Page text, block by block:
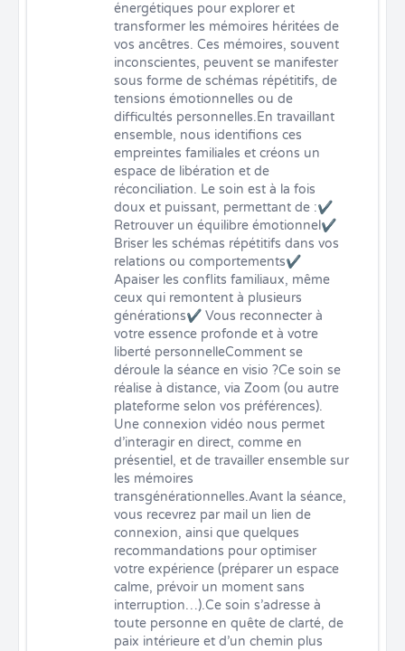
énergétiques pour explorer et
transformer les mémoires héritées de
vos ancêtres. Ces mémoires, souvent
inconscientes, peuvent se manifester
sous forme de schémas répétitifs, de
tensions émotionnelles ou de
difficultés personnelles.En travaillant
ensemble, nous identifions ces
empreintes familiales et créons un
espace de libération et de
réconciliation. Le soin est à la fois
doux et puissant, permettant de :✔
Retrouver un équilibre émotionnel✔
Briser les schémas répétitifs dans vos
relations ou comportements✔
Apaiser les conflits familiaux, même
ceux qui remontent à plusieurs
générations✔ Vous reconnecter à
votre essence profonde et à votre
liberté personnelleComment se
déroule la séance en visio ?Ce soin se
réalise à distance, via Zoom (ou autre
plateforme selon vos préférences).
Une connexion vidéo nous permet
d’interagir en direct, comme en
présentiel, et de travailler ensemble sur
les mémoires
transgénérationnelles.Avant la séance,
vous recevrez par mail un lien de
connexion, ainsi que quelques
recommandations pour optimiser
votre expérience (préparer un espace
calme, prévoir un moment sans
interruption…).Ce soin s’adresse à
toute personne en quête de clarté, de
paix intérieure et d’un chemin plus